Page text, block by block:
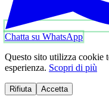
Chatta su WhatsApp
Questo sito utilizza cookie
esperienza. Scopri di più
Rifiuta Accetta